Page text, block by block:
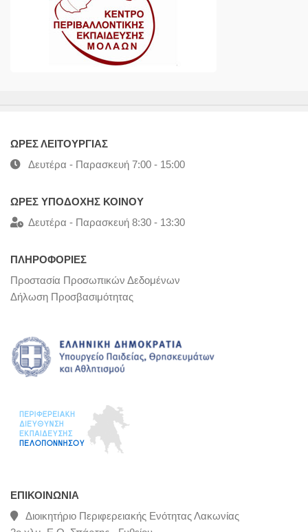
ΩΡΕΣ ΛΕΙΤΟΥΡΓΙΑΣ
Δευτέρα - Παρασκευή 7:00 - 15:00
ΩΡΕΣ ΥΠΟΔΟΧΗΣ ΚΟΙΝΟΥ
Δευτέρα - Παρασκευή 8:30 - 13:30
ΠΛΗΡΟΦΟΡΙΕΣ
Προστασία Προσωπικών Δεδομένων
Δήλωση Προσβασιμότητας
ΕΠΙΚΟΙΝΩΝΊΑ
Διοικητήριο Περιφερειακής Ενότητας Λακωνίας